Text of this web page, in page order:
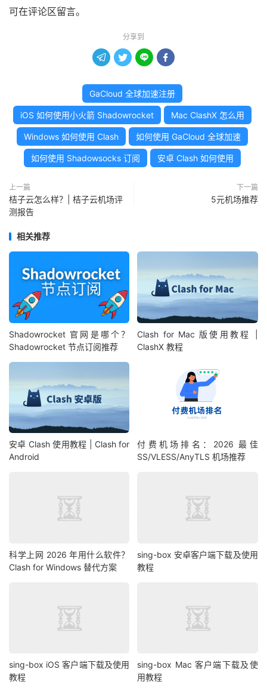
可在评论区留言。
分享到
   
GaCloud 全球加速注册
iOS 如何使用小火箭 Shadowrocket Mac ClashX 怎么用
Windows 如何使用 Clash 如何使用 GaCloud 全球加速
如何使用 Shadowsocks 订阅 安卓 Clash 如何使用
上一篇
桔子云怎么样？| 桔子云机场评
测报告
下一篇
5元机场推荐
相关推荐
Shadowrocket 官网是哪个？
Shadowrocket 节点订阅推荐
Clash for Mac 版使用教程 |
ClashX 教程
安卓 Clash 使用教程 | Clash for
Android
付费机场排名：2026 最佳
SS/VLESS/AnyTLS 机场推荐
科学上网 2026 年用什么软件？
Clash for Windows 替代方案
sing-box 安卓客户端下载及使用
教程
sing-box iOS 客户端下载及使用
教程
sing-box Mac 客户端下载及使
用教程